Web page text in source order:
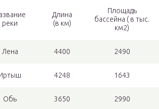
реки
Длина
(в км)
Площадь
бассейна ( в тыс.
км2)
Лена 4400 2490
4248 1643
Обь 3650 2990